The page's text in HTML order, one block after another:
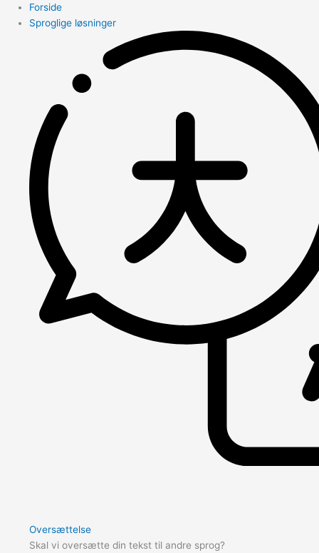
Forside
Sproglige løsninger
Oversættelse
Skal vi oversætte din tekst til andre sprog?